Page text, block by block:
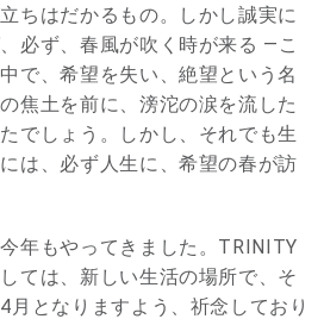
ちはだかるもの。しかし誠実に
必ず、春風が吹く時が来る —こ
で、希望を失い、絶望という名
焦土を前に、滂沱の涙を流した
でしょう。しかし、それでも生
は、必ず人生に、希望の春が訪
年もやってきました。TRINITY
ては、新しい生活の場所で、そ
月となりますよう、祈念しており